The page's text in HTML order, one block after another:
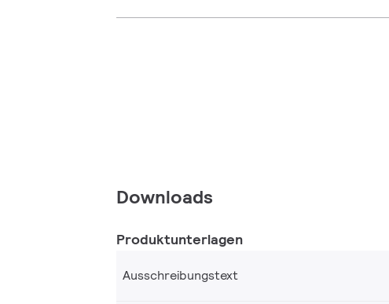
Downloads
Produktunterlagen
Ausschreibungstext